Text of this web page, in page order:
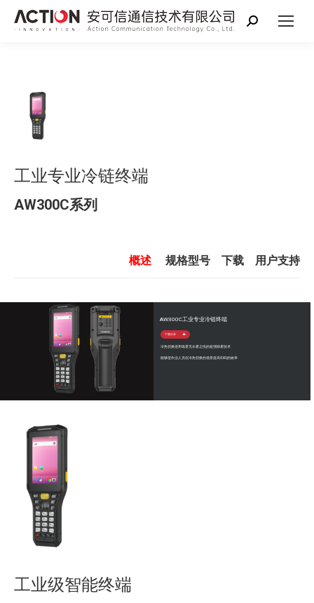
搜
工业专业冷链终端
AW300C系列
概述 规格型号 下载 用户支持
AW300C工业专业冷链终端
下载目录
冷热切换使用场景无水雾之忧的超强除雾技术
能够使作业人员在冷热切换的场景提高扫码的效率
工业级智能终端